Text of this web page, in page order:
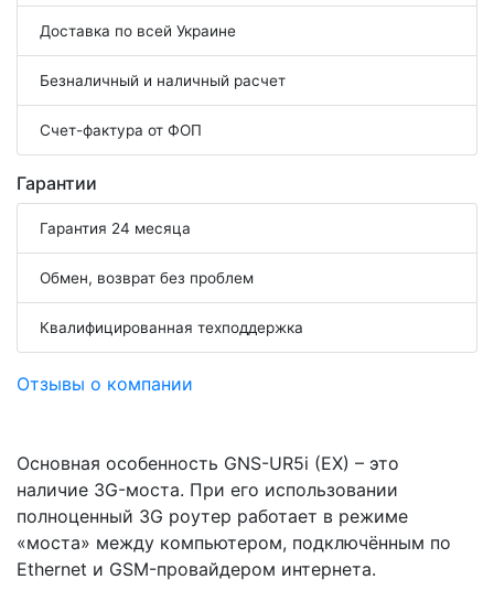
Доставка по всей Украине
Безналичный и наличный расчет
Счет-фактура от ФОП
Гарантии
Гарантия 24 месяца
Обмен, возврат без проблем
Квалифицированная техподдержка
Отзывы о компании
Основная особенность GNS-UR5i (EX) – это
наличие 3G-моста. При его использовании
полноценный 3G роутер работает в режиме
«моста» между компьютером, подключённым по
Ethernet и GSM-провайдером интернета.